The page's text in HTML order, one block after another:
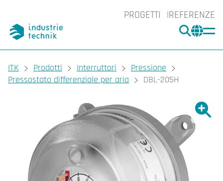
PROGETTI REFERENZE
CERCA
You are here:
ITK Prodotti Interruttori
Pressione
Pressostato differenziale per aria
DBL-205H